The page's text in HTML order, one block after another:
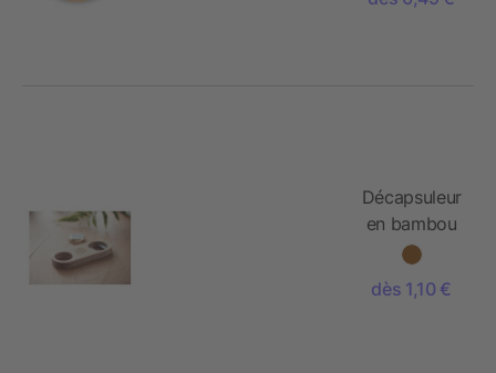
Décapsuleur
en bambou
dès 1,10 €